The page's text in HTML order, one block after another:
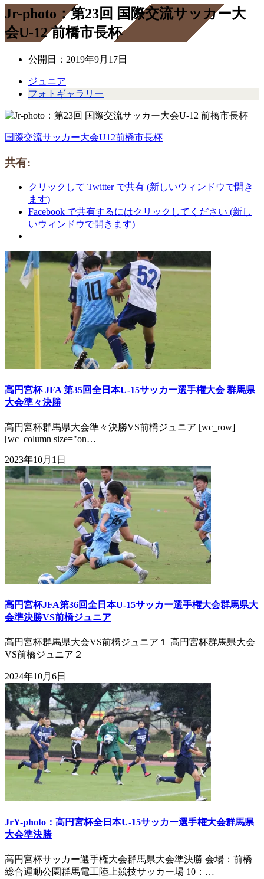
Jr-photo：第23回 国際交流サッカー大
会U-12 前橋市長杯
公開日： 2019年9月17日
ジュニア
フォトギャラリー
国際交流サッカー大会U12前橋市長杯
共有:
クリックして Twitter で共有 (新しいウィンドウで開き
ます)
Facebook で共有するにはクリックしてください (新し
いウィンドウで開きます)
高円宮杯 JFA 第35回全日本U-15サッカー選手権大会 群馬県
大会準々決勝
高円宮杯群馬県大会準々決勝VS前橋ジュニア [wc_row]
[wc_column size="on…
2023年10月1日
高円宮杯JFA第36回全日本U-15サッカー選手権大会群馬県大
会準決勝VS前橋ジュニア
高円宮杯群馬県大会VS前橋ジュニア１ 高円宮杯群馬県大会
VS前橋ジュニア２
2024年10月6日
JrY-photo：高円宮杯全日本U-15サッカー選手権大会群馬県
大会準決勝
高円宮杯サッカー選手権大会群馬県大会準決勝 会場：前橋
総合運動公園群馬電工陸上競技サッカー場 10：…